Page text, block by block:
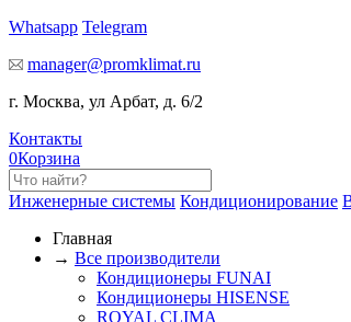
Whatsapp Telegram
manager@promklimat.ru
г. Москва, ул Арбат, д. 6/2
Контакты
0Корзина
Инженерные системы Кондиционирование
Главная
→ Все производители
Кондиционеры FUNAI
Кондиционеры HISENSE
ROYAL CLIMA